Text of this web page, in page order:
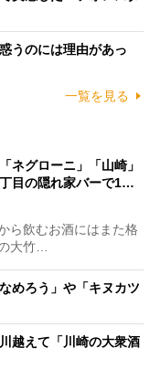
うのには理由があっ
一覧を見る
ネグローニ」「山崎」
目の隠れ家バーで1…
ら飲むお酒にはまた格
大竹…
めろう」や「キヌカツ
越えて「川崎の大衆酒